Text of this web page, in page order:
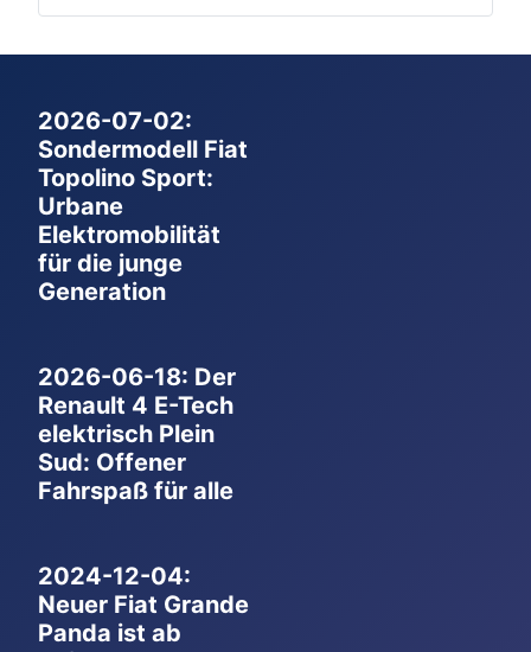
2026-07-02:
Sondermodell Fiat
Topolino Sport:
Urbane
Elektromobilität
für die junge
Generation
2026-06-18: Der
Renault 4 E-Tech
elektrisch Plein
Sud: Offener
Fahrspaß für alle
2024-12-04:
Neuer Fiat Grande
Panda ist ab